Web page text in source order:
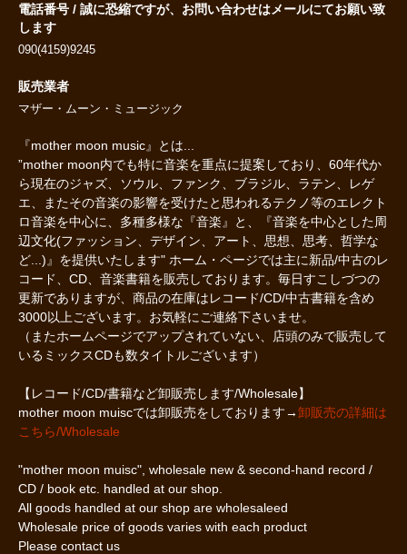
電話番号 / 誠に恐縮ですが、お問い合わせはメールにてお願い致
します
090(4159)9245
販売業者
マザー・ムーン・ミュージック
『mother moon music』とは...
”mother moon内でも特に音楽を重点に提案しており、60年代か
ら現在のジャズ、ソウル、ファンク、ブラジル、ラテン、レゲ
エ、またその音楽の影響を受けたと思われるテクノ等のエレクト
ロ音楽を中心に、多種多様な『音楽』と、『音楽を中心とした周
辺文化(ファッション、デザイン、アート、思想、思考、哲学な
ど...)』を提供いたします" ホーム・ページでは主に新品/中古のレ
コード、CD、音楽書籍を販売しております。毎日すこしづつの
更新でありますが、商品の在庫はレコード/CD/中古書籍を含め
3000以上ございます。お気軽にご連絡下さいませ。
（またホームページでアップされていない、店頭のみで販売して
いるミックスCDも数タイトルございます）
【レコード/CD/書籍など卸販売します/Wholesale】
mother moon muiscでは卸販売をしております→卸販売の詳細は
こちら/Wholesale
"mother moon muisc", wholesale new & second-hand record /
CD / book etc. handled at our shop.
All goods handled at our shop are wholesaleed
Wholesale price of goods varies with each product
Please contact us